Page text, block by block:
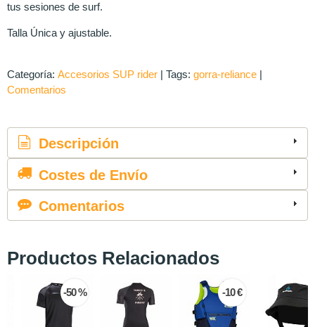
tus sesiones de surf.
Talla Única y ajustable.
Categoría: Accesorios SUP rider | Tags: gorra-reliance |
Comentarios
Descripción
Costes de Envío
Comentarios
Productos Relacionados
-50 % -10 €